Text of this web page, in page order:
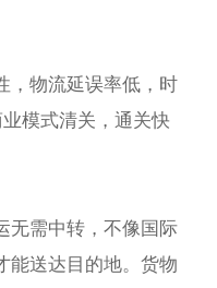
物流延误率低，时
模式清关，通关快
需中转，不像国际
能送达目的地。货物